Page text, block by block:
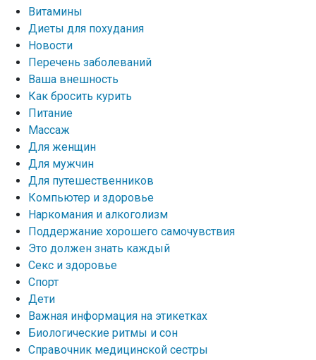
Витамины
Диеты для похудания
Новости
Перечень заболеваний
Ваша внешность
Как бросить курить
Питание
Массаж
Для женщин
Для мужчин
Для путешественников
Компьютер и здоровье
Наркомания и алкоголизм
Поддержание хорошего самочувствия
Это должен знать каждый
Секс и здоровье
Спорт
Дети
Важная информация на этикетках
Биологические ритмы и сон
Справочник медицинской сестры